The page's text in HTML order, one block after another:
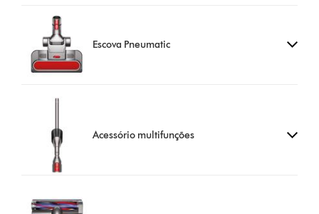
Escova Pneumatic
Acessório multifunções